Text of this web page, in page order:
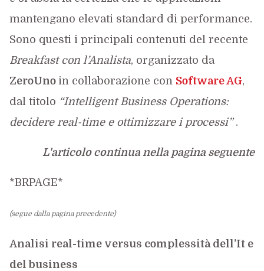
mantengano elevati standard di performance.
Sono questi i principali contenuti del recente
Breakfast con l’Analista, organizzato da
ZeroUno in collaborazione con Software AG,
dal titolo “Intelligent Business Operations:
decidere real-time e ottimizzare i processi”.
L'articolo continua nella pagina seguente
*BRPAGE*
(segue dalla pagina precedente)
Analisi real-time versus complessità dell’It e
del business